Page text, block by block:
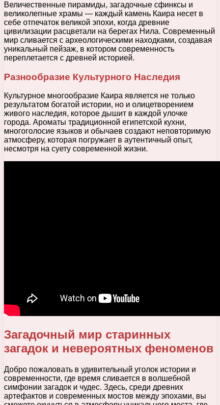
Величественные пирамиды, загадочные сфинксы и
великолепные храмы — каждый камень Каира несет в
себе отпечаток великой эпохи, когда древние
цивилизации расцветали на берегах Нила. Современный
мир сливается с археологическими находками, создавая
уникальный пейзаж, в котором современность
переплетается с древней историей.
Разнообразие Культурного Наследия
Культурное многообразие Каира является не только
результатом богатой истории, но и олицетворением
живого наследия, которое дышит в каждой улочке
города. Ароматы традиционной египетской кухни,
многоголосие языков и обычаев создают неповторимую
атмосферу, которая погружает в аутентичный опыт,
несмотря на суету современной жизни.
Загадочный мир старинных
загадок и невероятных феноменов
Добро пожаловать в удивительный уголок истории и
современности, где время сливается в волшебной
симфонии загадок и чудес. Здесь, среди древних
артефактов и современных мостов между эпохами, вы